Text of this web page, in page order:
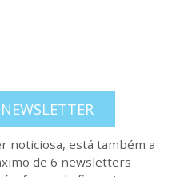
noticiosa, está também a
de 6 newsletters